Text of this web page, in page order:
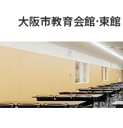
大阪市教育会館⋅東館